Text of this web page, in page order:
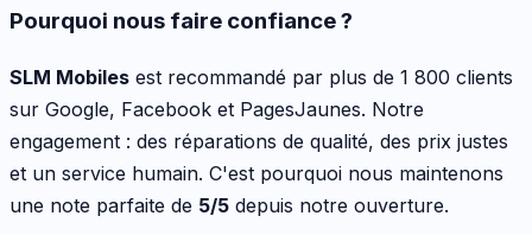
Pourquoi nous faire confiance ?
SLM Mobiles est recommandé par plus de 1 800 clients
sur Google, Facebook et PagesJaunes. Notre
engagement : des réparations de qualité, des prix justes
et un service humain. C'est pourquoi nous maintenons
une note parfaite de 5/5 depuis notre ouverture.